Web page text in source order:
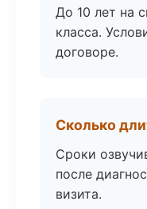
До 10 лет на
класса.
договоре.
Сколько
Сроки
после
визита.